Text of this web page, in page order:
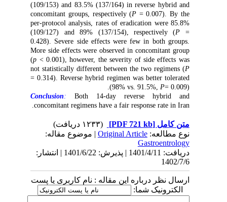
(109/153) and 83.5% (137/164) inreverse hybridand
concomitantgroups,respectively( P= 0.007).By the
per-protocol analysis, rates of eradication were 85.8%
(109/127) and 89% (137/154), respectively (
P=
0.428).Severe side effects were few in both groups.
More side effects were observed inconcomitantgroup
p< 0.001), however, the severity of side effects was
not statistically different between the tworegimens(
= 0.314).Reversehybrid regimen was better tolerated
(98% vs. 91.5%,P = 0.009)
.
Conclusion
Both 14-day reverse hybrid and
concomitant regimens have a fair response rate in Iran.
متن کامل[PDF 721 kb]
نوع مطالعه:Original Article| موضوع مقاله:
Gastroentrology
دریافت: 1401/4/11 | پذیرش: 1401/6/22 | انتشار:
1402/7/6
ارسال نظر درباره این مقاله : نام کاربری یا پست
الکترونیک شما: